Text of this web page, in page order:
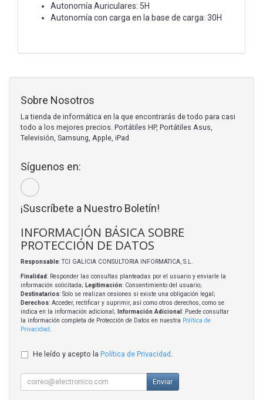
Autonomía Auriculares: 5H
Autonomía con carga en la base de carga: 30H
Sobre Nosotros
La tienda de informática en la que encontrarás de todo para casi
todo a los mejores precios. Portátiles HP, Portátiles Asus,
Televisión, Samsung, Apple, iPad
Síguenos en:
¡Suscríbete a Nuestro Boletín!
INFORMACIÓN BÁSICA SOBRE
PROTECCIÓN DE DATOS
Responsable: TCI GALICIA CONSULTORIA INFORMATICA, S.L.
Finalidad: Responder las consultas planteadas por el usuario y enviarle la
información solicitada; Legitimación: Consentimiento del usuario;
Destinatarios: Solo se realizan cesiones si existe una obligación legal;
Derechos: Acceder, rectificar y suprimir, así como otros derechos, como se
indica en la información adicional;
Información Adicional : Puede consultar
la información completa de Protección de Datos en nuestra Política de
Privacidad
He leído y acepto la Política de Privacidad
Enviar